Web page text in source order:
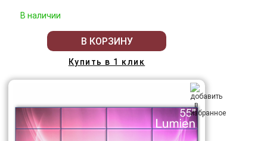
В наличии
В КОРЗИНУ
Купить в 1 клик